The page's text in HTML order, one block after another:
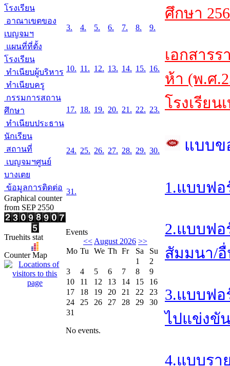
โรงเรียน
อาณาเขตของ
เบญจมฯ
แผนที่ที่ตั้ง
โรงเรียน
ทำเนียบผู้บริหาร
ทำเนียบครู
กรรมการสถาน
ศึกษา
ทำเนียบประธาน
นักเรียน
สถานที่
เบญจมฯศูนย์
บางเตย
ข้อมูลการติดต่อ
Graphical counter
from SEP 2550
Truehits stat
Counter Map
3. 4. 5. 6. 7. 8. 9.
10. 11. 12. 13. 14. 15. 16.
17. 18. 19. 20. 21. 22. 23.
24. 25. 26. 27. 28. 29. 30.
31.
Events
<< August 2026 >>
Mo Tu We Th Fr Sa
Su
1
2
3
4 5 6 7 8
9
10
11 12 13 14 15
16
17
18 19 20 21 22
23
24
25 26 27 28 29
30
31
No events.
ศึกษา
เอกสาร
ห้า (พ.ศ
โรงเรีย
แบบข
1.แบบฟ
2.แบบฟอ
สัมมนา/
3.แบบฟอ
ไปแข่งขั
4.แบบรา